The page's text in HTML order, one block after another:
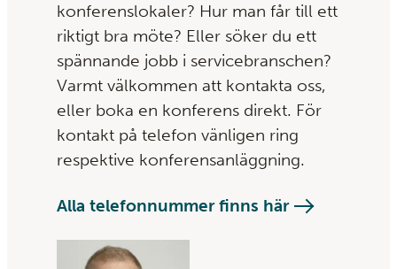
konferenslokaler? Hur man får till ett
riktigt bra möte? Eller söker du ett
spännande jobb i servicebranschen?
Varmt välkommen att kontakta oss,
eller boka en konferens direkt. För
kontakt på telefon vänligen ring
respektive konferensanläggning.
Alla telefonnummer finns här